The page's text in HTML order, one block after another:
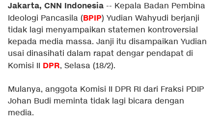
Jakarta, CNN Indonesia -- Kepala Badan Pembina
Ideologi Pancasila (BPIP) Yudian Wahyudi berjanji
tidak lagi menyampaikan statemen kontroversial
kepada media massa. Janji itu disampaikan Yudian
usai dinasihati dalam rapat dengar pendapat di
Komisi II DPR, Selasa (18/2).
Mulanya, anggota Komisi II DPR RI dari Fraksi PDIP
Johan Budi meminta tidak lagi bicara dengan
media.